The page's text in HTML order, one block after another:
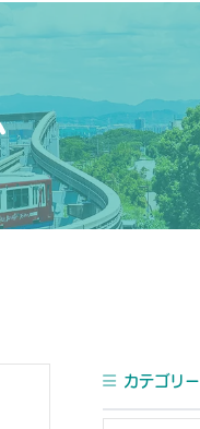
カテゴリー